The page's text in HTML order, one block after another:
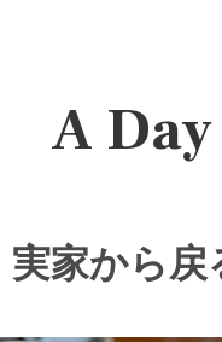
A
実家から戻